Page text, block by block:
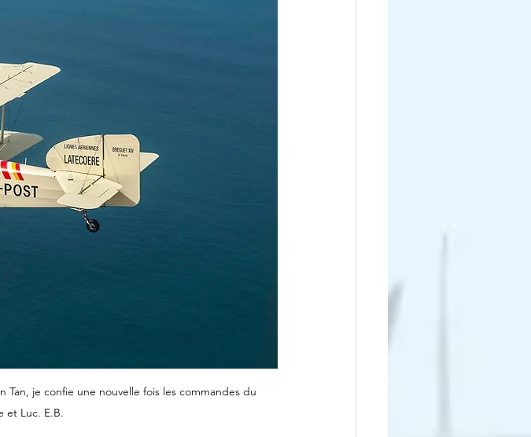
Tan, je confie une nouvelle fois les commandes du
et Luc. E.B.